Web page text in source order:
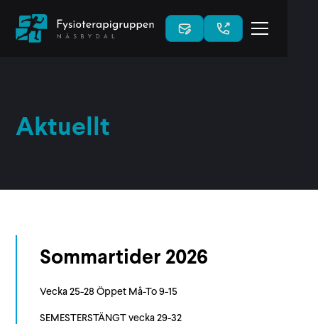
Aktuellt
Sommartider 2026
Vecka 25-28 Öppet Må-To 9-15
SEMESTERSTÄNGT vecka 29-32